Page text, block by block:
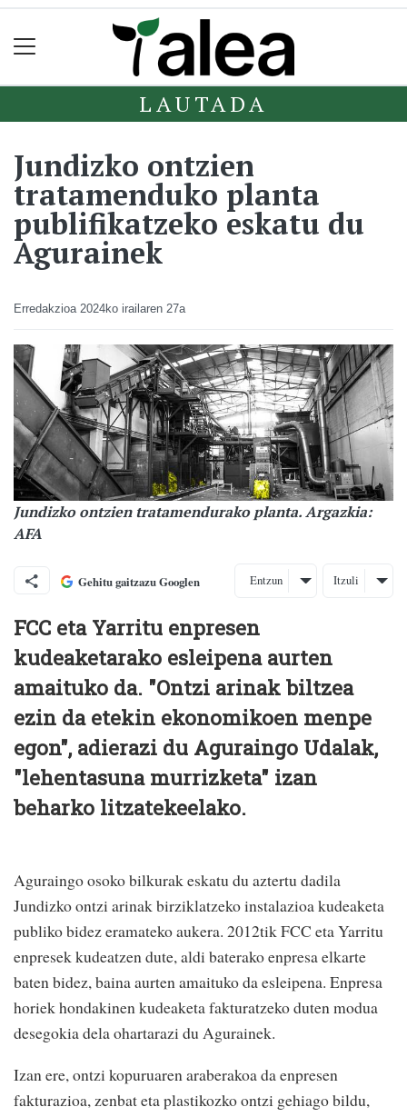
LAUTADA
Jundizko ontzien
tratamenduko planta
publifikatzeko eskatu du
Agurainek
Erredakzioa 2024ko irailaren 27a
Jundizko ontzien tratamendurako planta. Argazkia:
AFA
Gehitu gaitzazu Googlen Entzun Itzuli
FCC eta Yarritu enpresen
kudeaketarako esleipena aurten
amaituko da. "Ontzi arinak biltzea
ezin da etekin ekonomikoen menpe
egon", adierazi du Aguraingo Udalak,
"lehentasuna murrizketa" izan
beharko litzatekeelako.
Aguraingo osoko bilkurak eskatu du aztertu dadila
Jundizko ontzi arinak birziklatzeko instalazioa kudeaketa
publiko bidez eramateko aukera. 2012tik FCC eta Yarritu
enpresek kudeatzen dute, aldi baterako enpresa elkarte
baten bidez, baina aurten amaituko da esleipena. Enpresa
horiek hondakinen kudeaketa fakturatzeko duten modua
desegokia dela ohartarazi du Agurainek.
Izan ere, ontzi kopuruaren araberakoa da enpresen
fakturazioa, zenbat eta plastikozko ontzi gehiago bildu,